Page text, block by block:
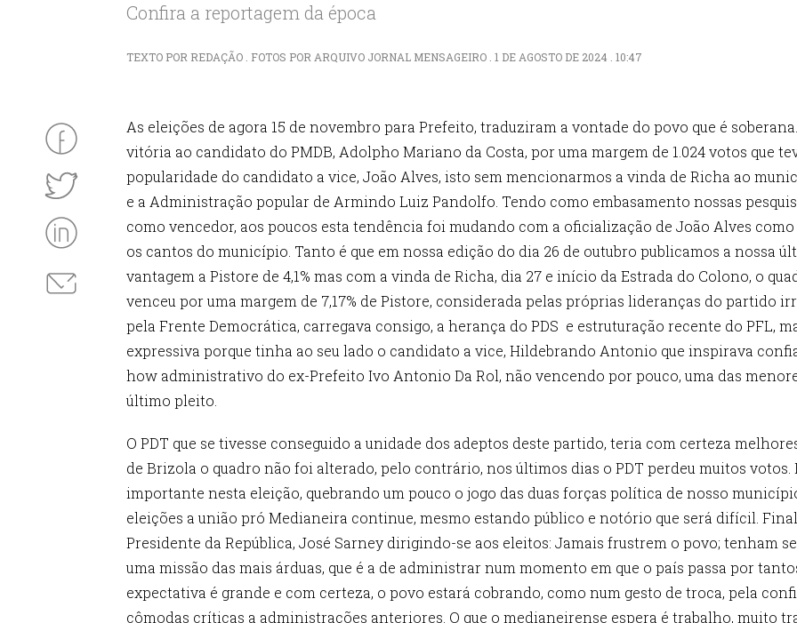
Confira a reportagem da época
TEXTO POR REDAÇÃO . FOTOS POR ARQUIVO JORNAL MENSAGEIRO . 1 DE AGOSTO DE 2024 . 10:47
As eleições de agora 15 de novembro para Prefeito, traduziram a vontade do povo que é
vitória ao candidato do PMDB, Adolpho Mariano da Costa, por uma margem de 1.024 votos que
popularidade do candidato a vice, João Alves, isto sem mencionarmos a vinda de Richa ao
e a Administração popular de Armindo Luiz Pandolfo. Tendo como embasamento nossas
como vencedor, aos poucos esta tendência foi mudando com a oficialização de João Alves
os cantos do município. Tanto é que em nossa edição do dia 26 de outubro publicamos a nossa
vantagem a Pistore de 4,1% mas com a vinda de Richa, dia 27 e início da Estrada do Colono, o
venceu por uma margem de 7,17% de Pistore, considerada pelas próprias lideranças do partido
pela Frente Democrática, carregava consigo, a herança do PDS e estruturação recente do PFL,
expressiva porque tinha ao seu lado o candidato a vice, Hildebrando Antonio que inspirava
how administrativo do ex-Prefeito Ivo Antonio Da Rol, não vencendo por pouco, uma das
último pleito.
O PDT que se tivesse conseguido a unidade dos adeptos deste partido, teria com certeza
de Brizola o quadro não foi alterado, pelo contrário, nos últimos dias o PDT perdeu muitos votos.
importante nesta eleição, quebrando um pouco o jogo das duas forças política de nosso
eleições a união pró Medianeira continue, mesmo estando público e notório que será difícil.
Presidente da República, José Sarney dirigindo-se aos eleitos: Jamais frustrem o povo; tenham
uma missão das mais árduas, que é a de administrar num momento em que o país passa por
expectativa é grande e com certeza, o povo estará cobrando, como num gesto de troca, pela
cômodas críticas a administrações anteriores. O que o medianeirense espera é trabalho, muito